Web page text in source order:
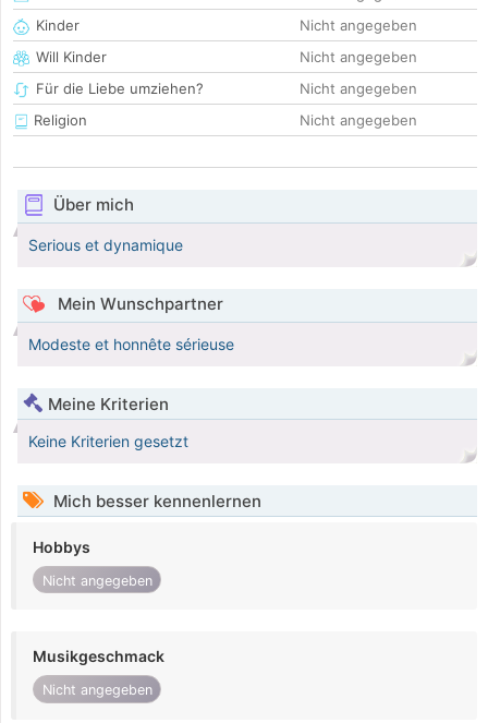
Kinder
Nicht angegeben
Will Kinder
Nicht angegeben
Für die Liebe umziehen?
Nicht angegeben
Religion
Nicht angegeben
Über mich
Serious et dynamique
Mein Wunschpartner
Modeste et honnête sérieuse
Meine Kriterien
Keine Kriterien gesetzt
Mich besser kennenlernen
Hobbys
Nicht angegeben
Musikgeschmack
Nicht angegeben